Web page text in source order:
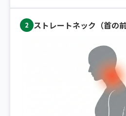
2 ストレートネック（首の前